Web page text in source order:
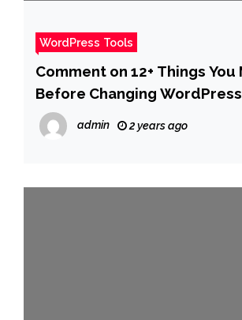
WordPress Tools
Comment on 12+ Things You
Before Changing
by WPBeginner Support
admin 2 years ago